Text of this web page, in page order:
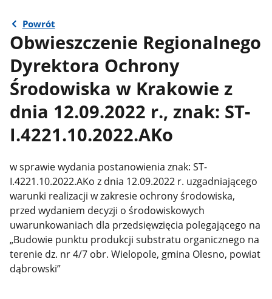
Powrót
Obwieszczenie Regionalnego
Dyrektora Ochrony
Środowiska w Krakowie z
dnia 12.09.2022 r., znak: ST-
I.4221.10.2022.AKo
w sprawie wydania postanowienia znak: ST-
I.4221.10.2022.AKo z dnia 12.09.2022 r. uzgadniającego
warunki realizacji w zakresie ochrony środowiska,
przed wydaniem decyzji o środowiskowych
uwarunkowaniach dla przedsięwzięcia polegającego na
„Budowie punktu produkcji substratu organicznego na
terenie dz. nr 4/7 obr. Wielopole, gmina Olesno, powiat
dąbrowski”